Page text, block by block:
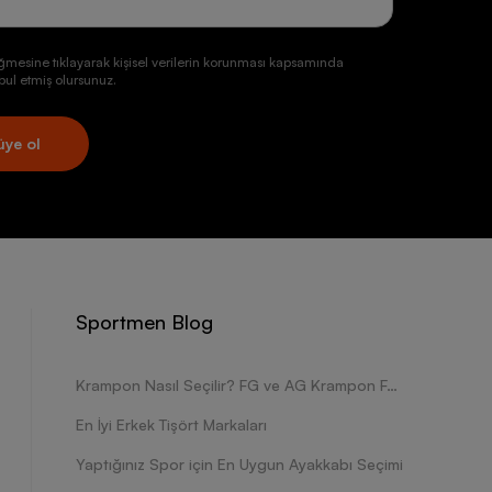
tıklayarak kişisel verilerin korunması kapsamında
etmiş olursunuz.
ol
Sportmen Blog
Krampon Nasıl Seçilir? FG ve AG Krampon Farkları Nelerdir?
En İyi Erkek Tişört Markaları
Yaptığınız Spor için En Uygun Ayakkabı Seçimi